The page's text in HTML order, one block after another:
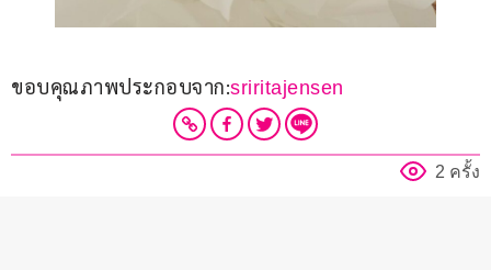
ขอบคุณภาพประกอบจาก:sriritajensen
2 ครั้ง